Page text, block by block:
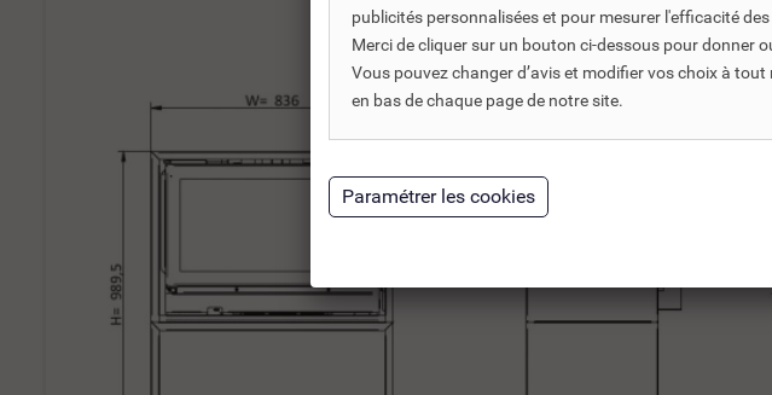
publicités personnalisées et pour mesurer l'efficacité
Merci de cliquer sur un bouton ci-dessous pour donner
Vous pouvez changer d’avis et modifier vos choix à
en bas de chaque page de notre site.